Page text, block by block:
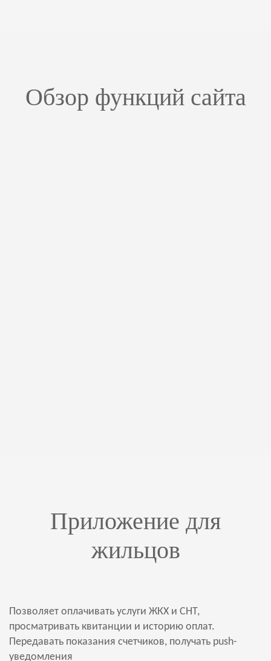
Обзор функций сайта
Приложение для
жильцов
Позволяет оплачивать услуги ЖКХ и СНТ,
просматривать квитанции и историю оплат.
Передавать показания счетчиков, получать push-
уведомления